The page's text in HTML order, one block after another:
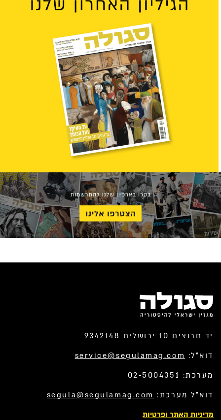
יד חרוצים 10 ירושלים 9342148
דוא”ל: service@segulamag.com
מערכת: 02-5004351
דוא”ל מערכת: segula@segulamag.com
מדיניות האתר ופרטיות